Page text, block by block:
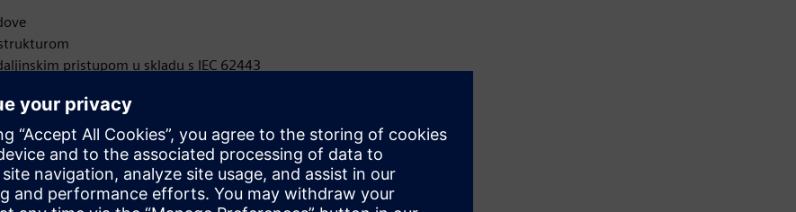
pristupom u skladu s IEC 62443